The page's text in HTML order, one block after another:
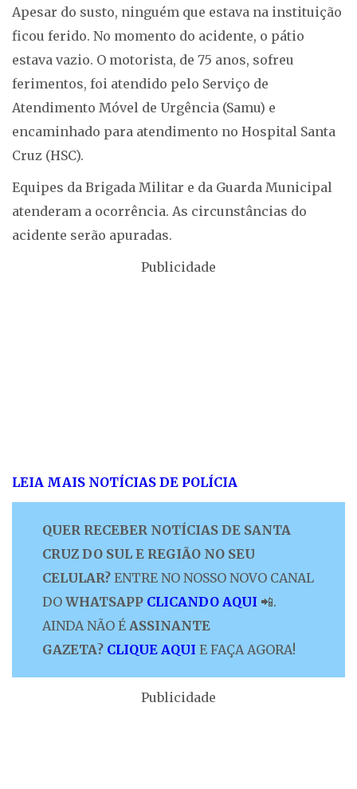
Apesar do susto, ninguém que estava na instituição
ficou ferido. No momento do acidente, o pátio
estava vazio. O motorista, de 75 anos, sofreu
ferimentos, foi atendido pelo Serviço de
Atendimento Móvel de Urgência (Samu) e
encaminhado para atendimento no Hospital Santa
Cruz (HSC).
Equipes da Brigada Militar e da Guarda Municipal
atenderam a ocorrência. As circunstâncias do
acidente serão apuradas.
Publicidade
LEIA MAIS NOTÍCIAS DE POLÍCIA
QUER RECEBER NOTÍCIAS DE SANTA
CRUZ DO SUL E REGIÃO NO SEU
CELULAR? ENTRE NO NOSSO NOVO CANAL
DO WHATSAPP CLICANDO AQUI 📲.
AINDA NÃO É ASSINANTE
GAZETA? CLIQUE AQUI E FAÇA AGORA!
Publicidade